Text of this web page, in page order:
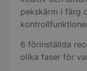
pekskärm i färg
6 förinställda
olika faser för